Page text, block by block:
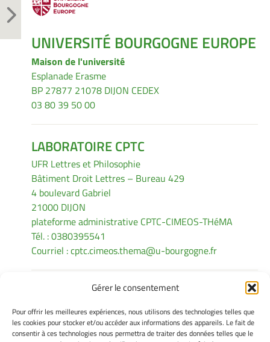
Gérer le consentement
Pour offrir les meilleures expériences, nous utilisons des technologies telles que
les cookies pour stocker et/ou accéder aux informations des appareils. Le fait de
consentir à ces technologies nous permettra de traiter des données telles que le
UNIVERSITÉ BOURGOGNE EUROPE
Maison de l'université
Esplanade Erasme
BP 27877 21078 DIJON CEDEX
03 80 39 50 00
LABORATOIRE CPTC
UFR Lettres et Philosophie
Bâtiment Droit Lettres – Bureau 429
4 boulevard Gabriel
21000 DIJON
plateforme administrative CPTC-CIMEOS-THéMA
Tél. : 0380395541
Courriel :cptc.cimeos.thema@u-bourgogne.fr
INFORMATIONS LÉGALES
Mentions légales
Gérer mes cookies